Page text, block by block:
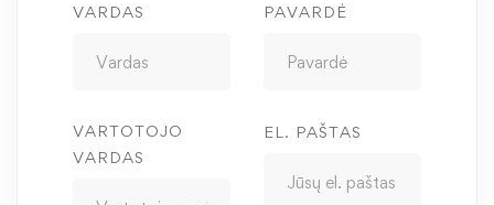
VARDAS PAVARDĖ
VARTOTOJO
VARDAS
EL. PAŠTAS